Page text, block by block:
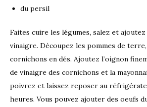
du persil
Faites cuire les légumes, salez et
vinaigre. Découpez les pommes de
cornichons en dés. Ajoutez l’oignon
de vinaigre des cornichons et la
poivrez et laissez reposer au
heures. Vous pouvez ajouter des oeufs